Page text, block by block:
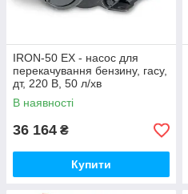
IRON-50 EX - насос для
перекачування бензину, гасу,
дт, 220 В, 50 л/хв
В наявності
36 164 ₴
Купити